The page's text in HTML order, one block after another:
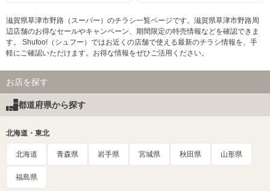
滋賀県草津市野路（スーパー）のチラシ一覧ページです。滋賀県草津市野路周
辺店舗のお得なセールやキャンペーン、期間限定の特売情報などを確認できま
す。 Shufoo!（シュフー）ではお近くの店舗で使える最新のチラシ情報を、手
軽にご確認いただけます。お得な情報をぜひご活用ください。
お店を探す
都道府県から探す
北海道・東北
北海道 青森県 岩手県 宮城県 秋田県 山形県
福島県